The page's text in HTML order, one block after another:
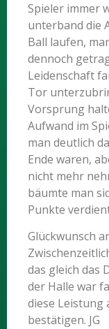
Spieler immer
unterband die
Ball laufen,
dennoch
Leidenschaft
Tor
Vorsprung
Aufwand im
man deutlich
Ende waren,
nicht mehr
bäumte man
Punkte
Glückwunsch
das gleich das
der Halle war
diese Leistung
bestätigen. JG